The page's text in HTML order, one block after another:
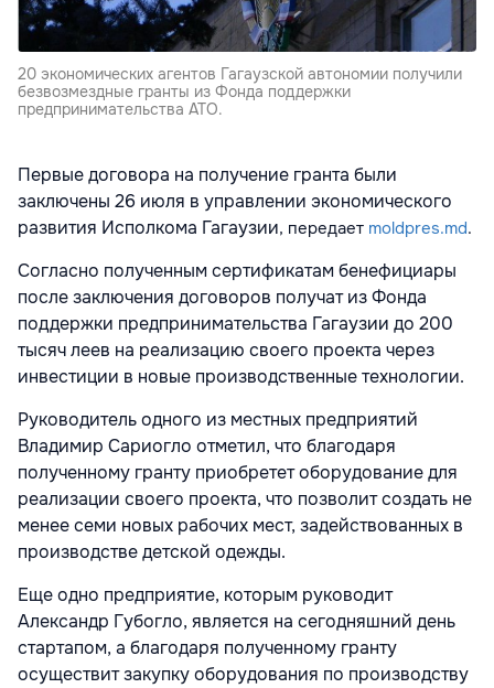
20 экономических агентов Гагаузской автономии получили
безвозмездные гранты из Фонда поддержки
предпринимательства АТО.
Первые договора на получение гранта были
заключены 26 июля в управлении экономического
развития Исполкома Гагаузии, передает moldpres.md.
Согласно полученным сертификатам бенефициары
после заключения договоров получат из Фонда
поддержки предпринимательства Гагаузии до 200
тысяч леев на реализацию своего проекта через
инвестиции в новые производственные технологии.
Руководитель одного из местных предприятий
Владимир Сариогло отметил, что благодаря
полученному гранту приобретет оборудование для
реализации своего проекта, что позволит создать не
менее семи новых рабочих мест, задействованных в
производстве детской одежды.
Еще одно предприятие, которым руководит
Александр Губогло, является на сегодняшний день
стартапом, а благодаря полученному гранту
осуществит закупку оборудования по производству